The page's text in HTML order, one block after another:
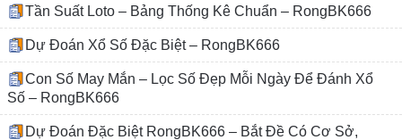
Tần Suất Loto – Bảng Thống Kê Chuẩn – RongBK666
Dự Đoán Xổ Số Đặc Biệt – RongBK666
Con Số May Mắn – Lọc Số Đẹp Mỗi Ngày Để Đánh Xổ
Số – RongBK666
Dự Đoán Đặc Biệt RongBK666 – Bắt Đề Có Cơ Sở,